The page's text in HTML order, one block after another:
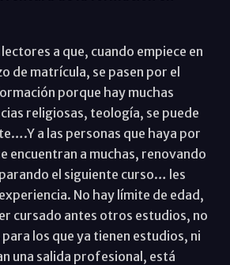
a que, cuando empiece en
de matrícula, se pasen por el
porque hay muchas
religiosas, teología, se puede
a las personas que haya por
encuentran a muchas, renovando
el siguiente curso… les
No hay límite de edad,
cursado antes otros estudios, no
los que ya tienen estudios, ni
una salida profesional, está